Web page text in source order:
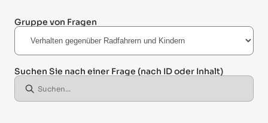
Gruppe von Fragen
Suchen Sie nach einer Frage (nach ID oder Inhalt)